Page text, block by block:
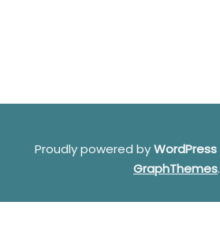
Proudly powered byWordPress
GraphThemes.